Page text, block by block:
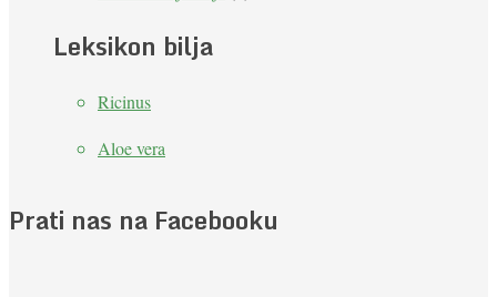
Leksikon bilja
Ricinus
Aloe vera
Prati nas na Facebooku